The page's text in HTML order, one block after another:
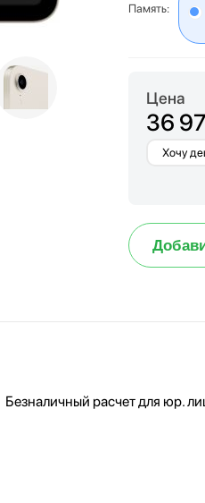
Память:
Цена
36
Хочу
Безналичный расчет для юр.